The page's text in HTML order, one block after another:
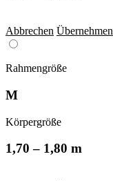
Abbrechen Übernehmen
Rahmengröße
M
Körpergröße
1,70 – 1,80 m